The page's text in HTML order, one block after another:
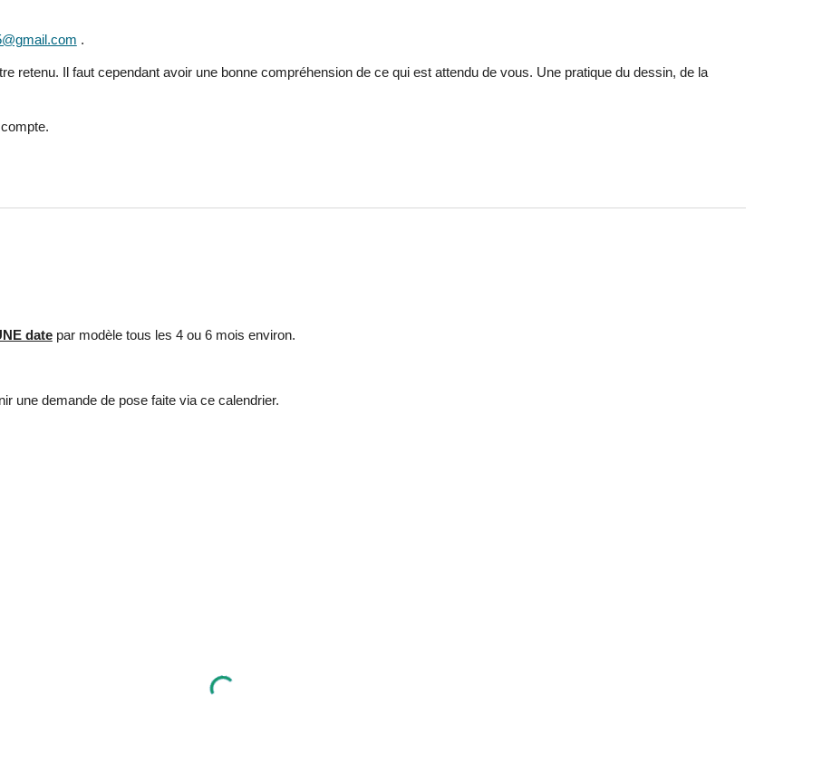
.
retenu. Il faut cependant avoir une bonne compréhension de ce qui est attendu de vous. Une pratique du dessin, de la
datepar modèle tous les 4 ou 6 mois environ.
une demande de pose faite via ce calendrier.